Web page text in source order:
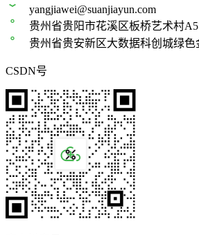
yangjiawei@suanjiayun.com
贵州省贵阳市花溪区板桥艺术村
贵州省贵安新区大数据科创城绿色
CSDN号